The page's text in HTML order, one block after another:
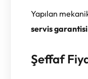
Yapılan
servis garantisi
Şeffaf